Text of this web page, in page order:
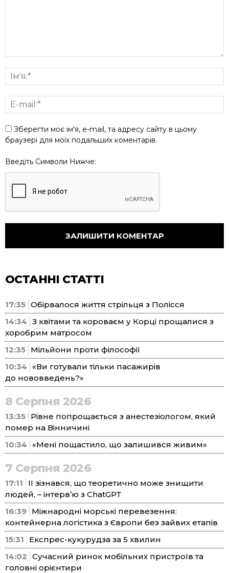
Зберегти моє ім'я, e-mail, та адресу сайту в цьому
браузері для моїх подальших коментарів.
Введіть Символи Нижче:
ОСТАННІ СТАТТІ
17:35 Обірвалося життя стрільця з Полісся
14:34 З квітами та короваєм у Корці прощалися з
хоробрим матросом
12:35 Мільйони проти філософії
10:34
«Ви готували тільки пасажирів
до нововведень?»
8 Серпня 2026
13:35 Рівне попрощається з анестезіологом, який
помер на Вінничині
10:34
«Мені пощастило, що залишився живим»
7 Серпня 2026
17:11
ІІ зізнався, що теоретично може знищити
людей, – інтерв’ю з ChatGPT
16:39 Міжнародні морські перевезення:
контейнерна логістика з Європи без зайвих етапів
15:31
Експрес-кукурудза за 5 хвилин
14:02 Сучасний ринок мобільних пристроїв та
головні орієнтири